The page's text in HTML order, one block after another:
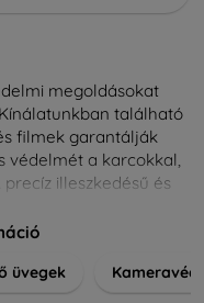
megoldásokat
található
filmek garantálják
védelmét a karcokkal,
illeszkedésű és
megőrzi a
a mindennapok során is
üvegek